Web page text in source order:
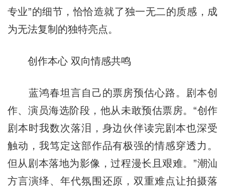
专业”的细节，恰恰造就了独一无二的质感，成
为无法复制的独特亮点。
创作本心 双向情感共鸣
蓝鸿春坦言自己的票房预估心路。剧本创
作、演员海选阶段，他从未敢预估票房。“创作
剧本时我数次落泪，身边伙伴读完剧本也深受
触动，我笃定这部作品有极强的情感穿透力。
但从剧本落地为影像，过程漫长且艰难。”潮汕
方言演绎、年代氛围还原，双重难点让拍摄落